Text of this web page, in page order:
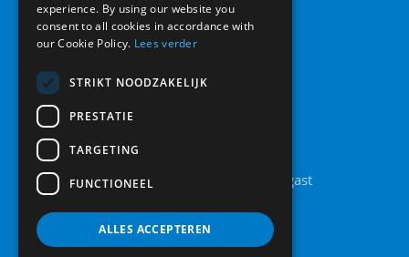
Legolaan 8A, 9861 AT Grootegast
info@raamendeur.nu
experience. By using our website you
consent to all cookies in accordance with
our Cookie Policy. Lees verder
STRIKT NOODZAKELIJK
PRESTATIE
TARGETING
FUNCTIONEEL
ALLES ACCEPTEREN